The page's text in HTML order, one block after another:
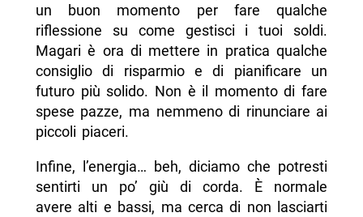
un buon momento per fare qualche
riflessione su come gestisci i tuoi soldi.
Magari è ora di mettere in pratica qualche
consiglio di risparmio e di pianificare un
futuro più solido. Non è il momento di fare
spese pazze, ma nemmeno di rinunciare ai
piccoli piaceri.
Infine, l’energia… beh, diciamo che potresti
sentirti un po’ giù di corda. È normale
avere alti e bassi, ma cerca di non lasciarti